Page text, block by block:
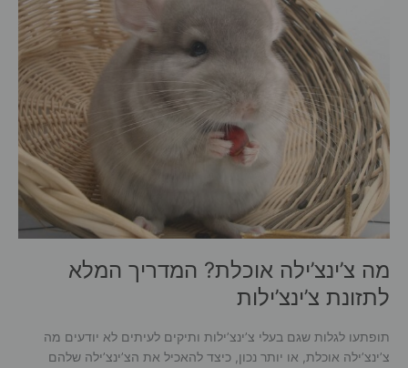
מה צ’ינצ’ילה אוכלת? המדריך המלא
לתזונת צ’ינצ’ילות
תופתעו לגלות שגם בעלי צ’ינצ’ילות ותיקים לעיתים לא יודעים מה
צ’ינצ’ילה אוכלת, או יותר נכון, כיצד להאכיל את הצ’ינצ’ילה שלהם